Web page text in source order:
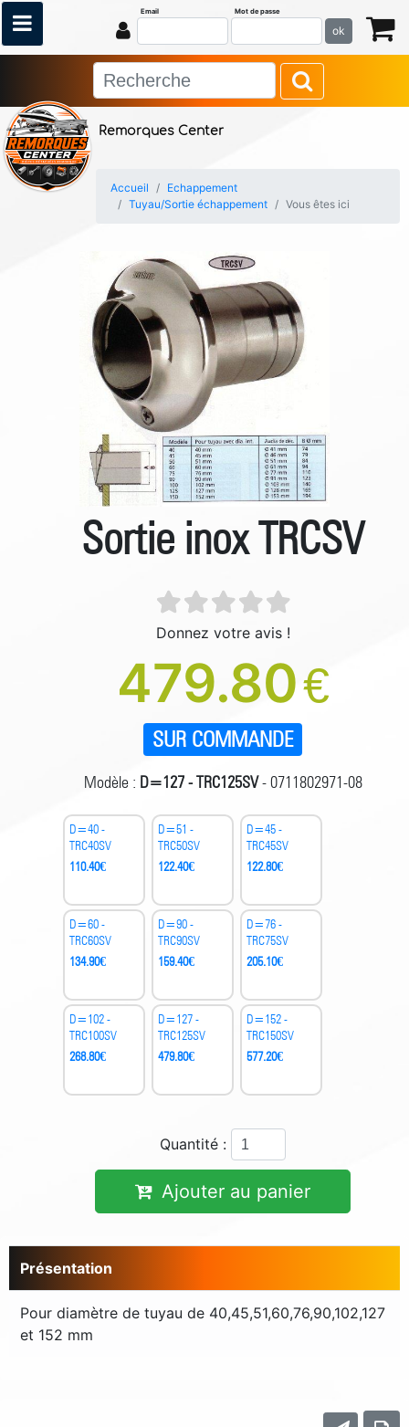
Remorques Center
Email Mot de passe
ok
Accueil
Echappement
Tuyau/Sortie échappement
Vous êtes ici
Sortie inox TRCSV
Donnez votre avis !
479.80€
SUR COMMANDE
Modèle : D=127 - TRC125SV- 0711802971-08
D=40 -
TRC40SV
110.40€
D=51 -
TRC50SV
122.40€
D=45 -
TRC45SV
122.80€
D=60 -
TRC60SV
134.90€
D=90 -
TRC90SV
159.40€
D=76 -
TRC75SV
205.10€
D=102 -
TRC100SV
268.80€
D=127 -
TRC125SV
479.80€
D=152 -
TRC150SV
577.20€
Quantité :
Ajouter au panier
Présentation
Pour diamètre de tuyau de 40,45,51,60,76,90,102,127
et 152 mm